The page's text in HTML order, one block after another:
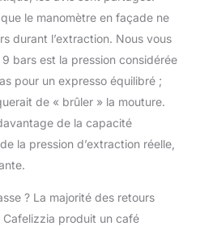
le manomètre en façade ne
durant l’extraction. Nous vous
bars est la pression considérée
pour un expresso équilibré ;
de « brûler » la mouture.
de la capacité
la pression d’extraction réelle,
? La majorité des retours
Cafelizzia produit un café